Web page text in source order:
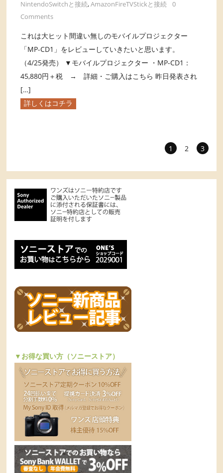
NintendoSwitchと接続,AmazonFireTVStickと接続
0
Comments
これは大ヒット間違い無しのモバイルプロジェクター
「MP-CD1」をレビューしていきたいと思います。
（4/25発売） ▼モバイルプロジェクター ・MP-CD1：
45,880円＋税 → 詳細・ご購入はこちら 昨日発表され
[…]
詳しくはコチラ
1 2 3
▼お得な買い方（ソニーストア）